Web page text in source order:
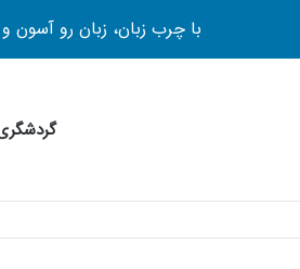
با چرب زبان، زبان رو آسون